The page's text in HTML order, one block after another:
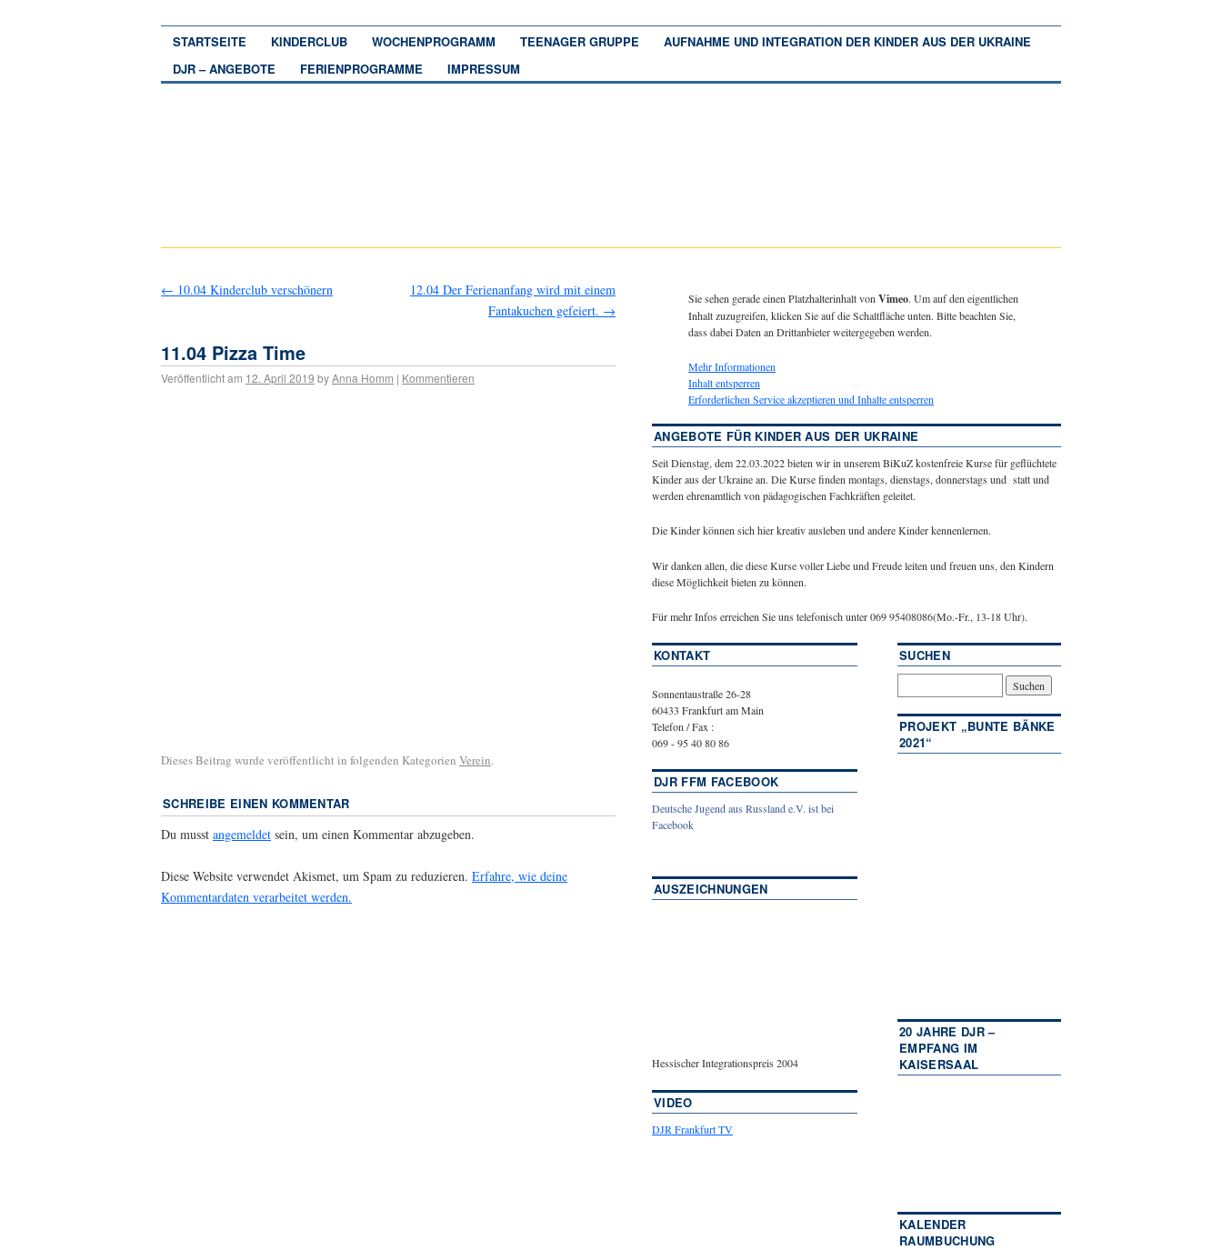
STARTSEITE KINDERCLUB WOCHENPROGRAMM TEENAGER GRUPPE
AUFNAHME UND INTEGRATION DER KINDER AUS DER UKRAINE
DJR – ANGEBOTE
FERIENPROGRAMME IMPRESSUM
← 10.04 Kinderclub verschönern
12.04 Der Ferienanfang wird mit einem
Fantakuchen gefeiert. →
11.04 Pizza Time
Veröffentlicht am 12. April 2019 byAnna Homm | Kommentieren
Dieses Beitrag wurde veröffentlicht in folgenden Kategorien Verein.
SCHREIBE EINEN KOMMENTAR
Du musst angemeldet sein, um einen Kommentar abzugeben.
Diese Website verwendet Akismet, um Spam zu reduzieren. Erfahre, wie deine
Kommentardaten verarbeitet werden.
Sie sehen gerade einen Platzhalterinhalt von Vimeo. Um auf den eigentlichen
Inhalt zuzugreifen, klicken Sie auf die Schaltfläche unten. Bitte beachten Sie,
dass dabei Daten an Drittanbieter weitergegeben werden.
Mehr Informationen
Inhalt entsperren
Erforderlichen Service akzeptieren und Inhalte entsperren
ANGEBOTE FÜR KINDER AUS DER UKRAINE
Seit Dienstag, dem 22.03.2022 bieten wir in unserem BiKuZ kostenfreie Kurse für geflüchtete
Kinder aus der Ukraine an. Die Kurse finden montags, dienstags, donnerstags und statt und
werden ehrenamtlich von pädagogischen Fachkräften geleitet.
Die Kinder können sich hier kreativ ausleben und andere Kinder kennenlernen.
Wir danken allen, die diese Kurse voller Liebe und Freude leiten und freuen uns, den Kindern
diese Möglichkeit bieten zu können.
Für mehr Infos erreichen Sie uns telefonisch unter 069 95408086(Mo.-Fr., 13-18 Uhr).
KONTAKT
Sonnentaustraße 26-28
60433 Frankfurt am Main
Telefon / Fax :
069 - 95 40 80 86
DJR FFM FACEBOOK
Deutsche Jugend aus Russland e.V. ist bei
Facebook
AUSZEICHNUNGEN
Hessischer Integrationspreis 2004
VIDEO
DJR Frankfurt TV
SUCHEN
PROJEKT „BUNTE BÄNKE
2021“
20 JAHRE DJR –
EMPFANG IM
KAISERSAAL
KALENDER
RAUMBUCHUNG